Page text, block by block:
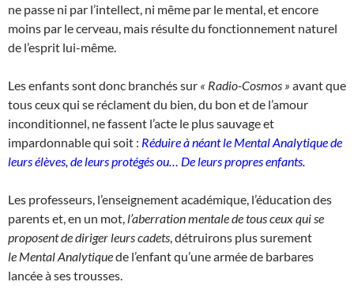
ne passe ni par l’intellect, ni même par le mental, et encore
moins par le cerveau, mais résulte du fonctionnement naturel
de l’esprit lui-même.
Les enfants sont donc branchés sur « Radio-Cosmos » avant que
tous ceux qui se réclament du bien, du bon et de l’amour
inconditionnel, ne fassent l’acte le plus sauvage et
impardonnable qui soit : Réduire à néant le Mental Analytique de
leurs élèves, de leurs protégés ou…
De leurs propres enfants.
Les professeurs, l’enseignement académique, l’éducation des
parents et, en un mot, l’aberration mentale de tous ceux qui se
proposent de diriger leurs cadets , détruirons plus surement
le Mental Analytiquede l’enfant qu’une armée de barbares
lancée à ses trousses.